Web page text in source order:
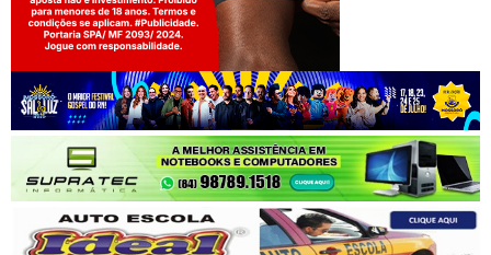
Jogue com responsabilidade. 18+